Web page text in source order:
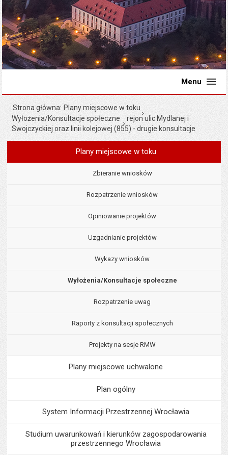
Menu
Strona główna Plany miejscowe w toku
Wyłożenia/Konsultacje społeczne
rejon ulic Mydlanej i
Swojczyckiej oraz linii kolejowej (855) - drugie konsultacje
Menu Planowanie przestrzenne
Plany miejscowe w toku
Zbieranie wniosków
Rozpatrzenie wniosków
Opiniowanie projektów
Uzgadnianie projektów
Wykazy wniosków
Wyłożenia/Konsultacje społeczne
Rozpatrzenie uwag
Raporty z konsultacji społecznych
Projekty na sesje RMW
Plany miejscowe uchwalone
Plan ogólny
System Informacji Przestrzennej Wrocławia
Studium uwarunkowań i kierunków zagospodarowania
przestrzennego Wrocławia